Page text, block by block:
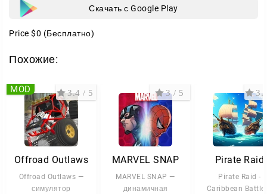
Скачать с Google Play
Price $0 (Бесплатно)
Похожие:
Offroad Outlaws
Offroad Outlaws —
симулятор
3.4 / 5
MOD
MARVEL SNAP
MARVEL SNAP —
динамичная
3 / 5
Pirate Raid
Pirate Raid -
Caribbean